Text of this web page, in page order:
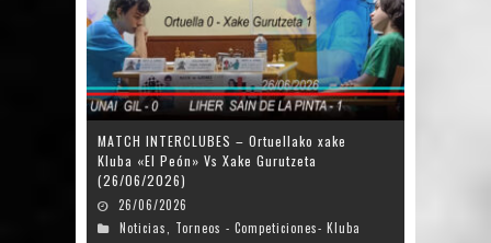
MATCH INTERCLUBES – Ortuellako xake
Kluba «El Peón» Vs Xake Gurutzeta
(26/06/2026)
26/06/2026
Noticias
Torneos - Competiciones- Kluba